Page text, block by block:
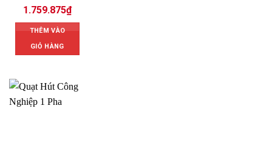
1.759.875₫
THÊM VÀO
GIỎ HÀNG